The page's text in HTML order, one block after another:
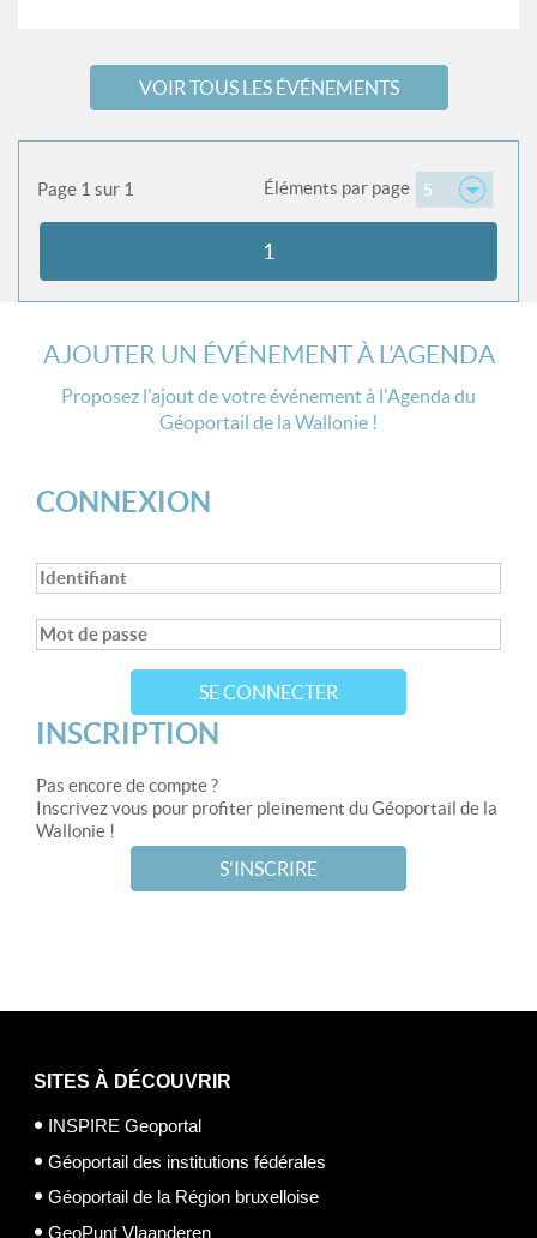
VOIR TOUS LES ÉVÉNEMENTS
Page 1 sur 1 Éléments par page 5
1
AJOUTER UN ÉVÉNEMENT À L’AGENDA
Proposez l'ajout de votre événement à l'Agenda du
Géoportail de la Wallonie !
CONNEXION
SE CONNECTER
INSCRIPTION
Pas encore de compte ?
Inscrivez vous pour profiter pleinement du Géoportail de la
Wallonie !
S'INSCRIRE
SITES À DÉCOUVRIR
INSPIRE Geoportal
Géoportail des institutions fédérales
Géoportail de la Région bruxelloise
GeoPunt Vlaanderen